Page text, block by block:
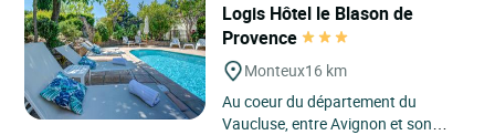
Logis Hôtel le Blason de
Provence
Monteux16 km
Au coeur du département du
Vaucluse, entre Avignon et son